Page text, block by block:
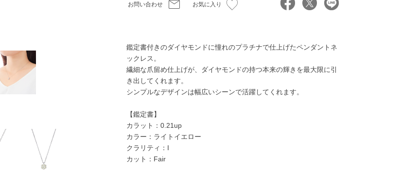
お問い合わせ お気に入り
鑑定書付きのダイヤモンドに憧れのプラチナで仕上げたペンダントネ
ックレス。
繊細な爪留め仕上げが、ダイヤモンドの持つ本来の輝きを最大限に引
き出してくれます。
シンプルなデザインは幅広いシーンで活躍してくれます。
【鑑定書】
カラット：0.21up
カラー：ライトイエロー
クラリティ：I
カット：Fair